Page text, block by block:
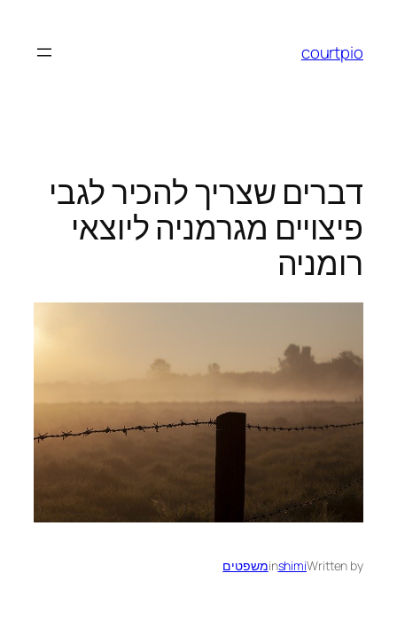
courtpio
דברים שצריך להכיר לגבי
פיצויים מגרמניה ליוצאי
רומניה
Written by
shimi
inמשפטים